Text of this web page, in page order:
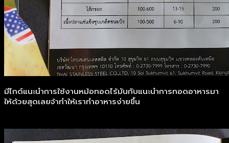
มีไกด์แนะนำการใช้งานหม้อทอดไร้มันกับแนะนำการทอดอาหารมา
ให้ด้วยสุดเลยจ้าทำให้เราทำอาหารง่ายขึ้น